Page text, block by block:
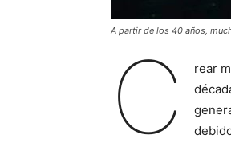
A partir de los 40 años,
C
rear